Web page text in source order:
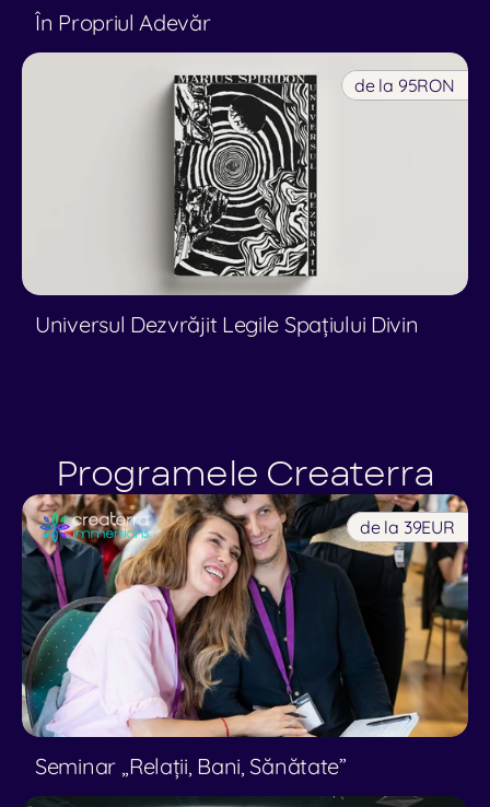
În Propriul Adevăr
de la 95RON
Universul Dezvrăjit Legile Spațiului Divin
Programele Createrra
de la 39EUR
Seminar ,,Relații, Bani, Sănătate”